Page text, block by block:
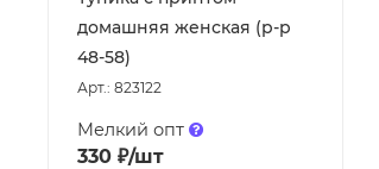
домашняя женская (р-р
48-58)
Арт.: 823122
Мелкий опт
330₽/шт